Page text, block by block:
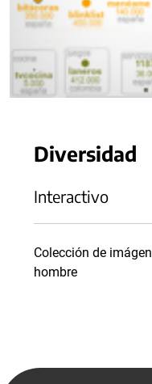
Diversidad
Interactivo
Colección de
hombre